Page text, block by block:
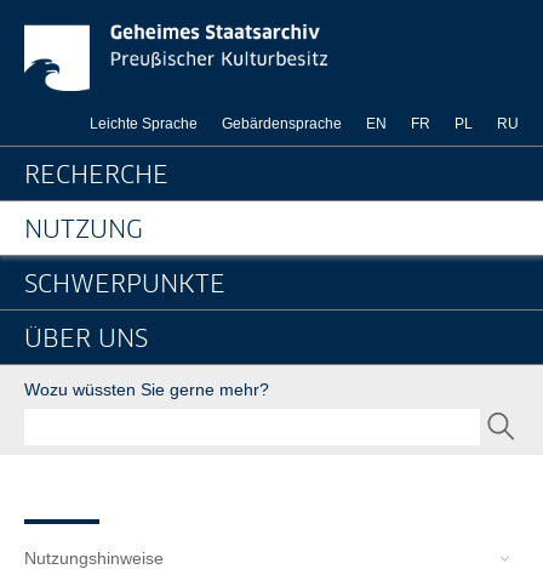
Springe direkt zu:
Geschäftsgang im
Leichte Sprache Gebärdensprache EN FR PL RU
Hauptnavigation
RECHERCHE
NUTZUNG
SCHWERPUNKTE
ÜBER UNS
Suche
Wozu wüssten Sie gerne mehr?
Nutzungshinweise